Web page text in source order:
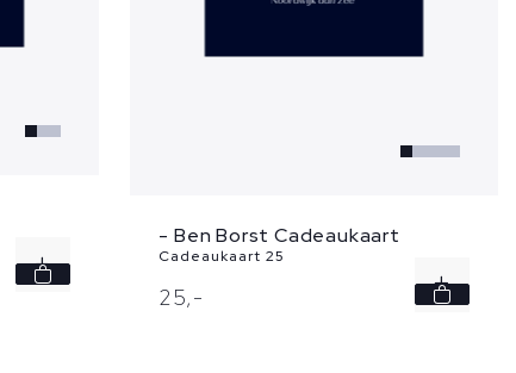
- Ben Borst Cadeaukaart
Cadeaukaart 25
25,-